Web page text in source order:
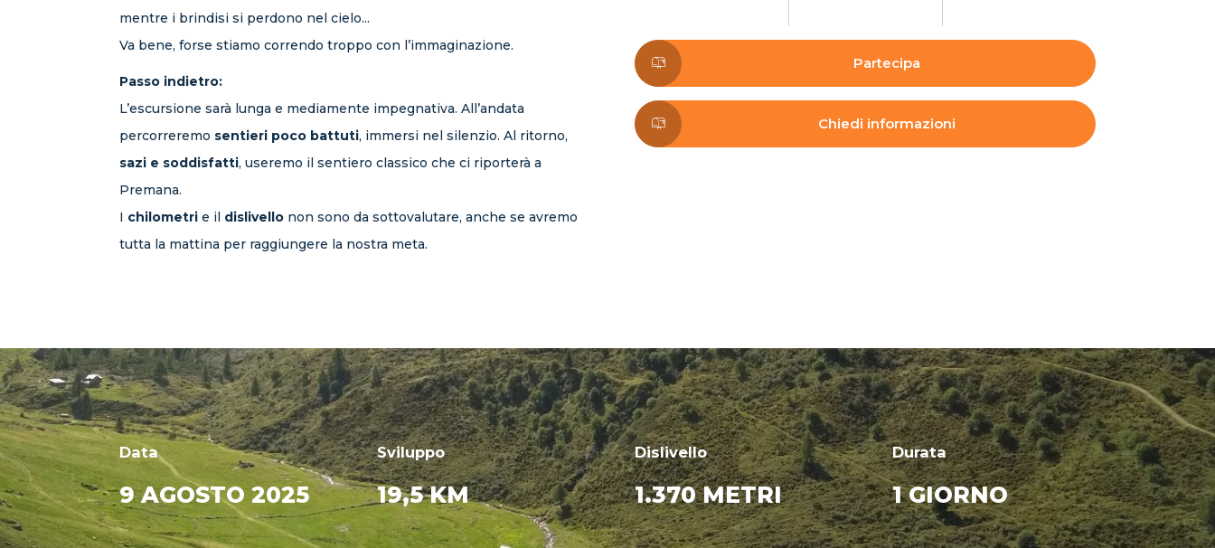
mentre i brindisi si perdono nel cielo...
Va bene, forse stiamo correndo troppo con l’immaginazione.
Passo indietro:
L’escursione sarà lunga e mediamente impegnativa. All’andata
percorreremo sentieri poco battuti, immersi nel silenzio. Al ritorno,
sazi e soddisfatti, useremo il sentiero classico che ci riporterà a
Premana.
I chilometri e il dislivello non sono da sottovalutare, anche se avremo
tutta la mattina per raggiungere la nostra meta.
Partecipa
Chiedi informazioni
Data
9 AGOSTO 2025
Sviluppo
19,5 KM
Dislivello
1.370 METRI
Durata
1 GIORNO